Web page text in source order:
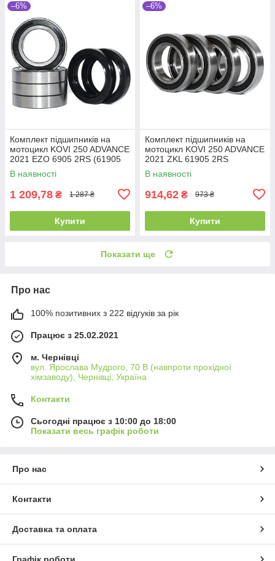
–6%
Комплект підшипників на
мотоцикл KOVI 250 ADVANCE
2021 EZO 6905 2RS (61905
2RS)(1000905) (4 шт.) та
сальники (2
В наявності
1 209,78 ₴ 1 287 ₴
Купити
–6%
Комплект підшипників на
мотоцикл KOVI 250 ADVANCE
2021 ZKL 61905 2RS
(1000905) (6905 2RS) (4 шт.)
(25x42x9)
В наявності
914,62 ₴ 973 ₴
Купити
Показати ще
Про нас
100% позитивних з 222 відгуків за рік
Працює з 25.02.2021
м. Чернівці
вул. Ярослава Мудрого, 70 В (навпроти прохідної
хімзаводу), Чернівці, Україна
Контакти
Сьогодні працює з 10:00 до 18:00
Показати весь графік роботи
Про нас
Контакти
Доставка та оплата